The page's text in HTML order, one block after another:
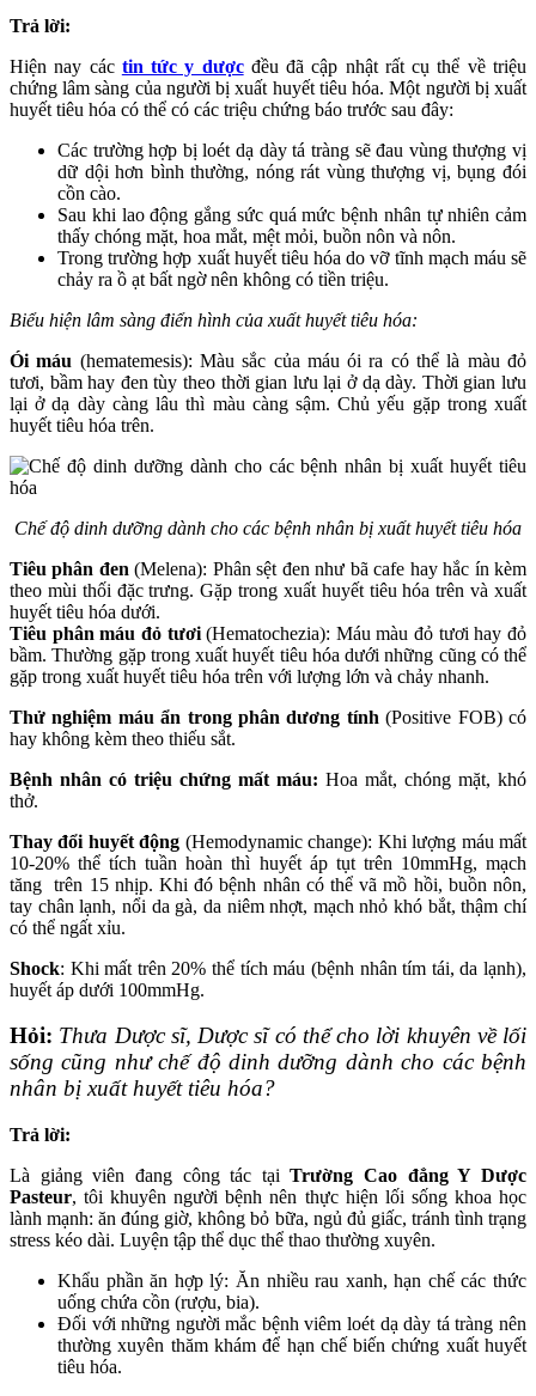
Trả lời:
Hiện nay các tin tức y dượcđều đã cập nhật rất cụ thể về triệu
chứng lâm sàng của người bị xuất huyết tiêu hóa. Một người bị xuất
huyết tiêu hóa có thể có các triệu chứng báo trước sau đây:
Các trường hợp bị loét dạ dày tá tràng sẽ đau vùng thượng vị
dữ dội hơn bình thường, nóng rát vùng thượng vị, bụng đói
cồn cào.
Sau khi lao động gắng sức quá mức bệnh nhân tự nhiên cảm
thấy chóng mặt, hoa mắt, mệt mỏi, buồn nôn và nôn.
Trong trường hợp xuất huyết tiêu hóa do vỡ tĩnh mạch máu sẽ
chảy ra ồ ạt bất ngờ nên không có tiền triệu.
Biểu hiện lâm sàng điển hình của xuất huyết tiêu hóa:
Ói máu (hematemesis): Màu sắc của máu ói ra có thể là màu đỏ
tươi, bầm hay đen tùy theo thời gian lưu lại ở dạ dày. Thời gian lưu
lại ở dạ dày càng lâu thì màu càng sậm. Chủ yếu gặp trong xuất
huyết tiêu hóa trên.
Chế độ dinh dưỡng dành cho các bệnh nhân bị xuất huyết tiêu hóa
Tiêu phân đen (Melena): Phân sệt đen như bã cafe hay hắc ín kèm
theo mùi thối đặc trưng. Gặp trong xuất huyết tiêu hóa trên và xuất
huyết tiêu hóa dưới.
Tiêu phân máu đỏ tươi(Hematochezia): Máu màu đỏ tươi hay đỏ
bầm. Thường gặp trong xuất huyết tiêu hóa dưới những cũng có thể
gặp trong xuất huyết tiêu hóa trên với lượng lớn và chảy nhanh.
Thử nghiệm máu ẩn trong phân dương tính (Positive FOB) có
hay không kèm theo thiếu sắt.
Bệnh nhân có triệu chứng mất máu: Hoa mắt, chóng mặt, khó
thở.
Thay đổi huyết động (Hemodynamic change): Khi lượng máu mất
10-20% thể tích tuần hoàn thì huyết áp tụt trên 10mmHg, mạch
tăng trên 15 nhịp. Khi đó bệnh nhân có thể vã mồ hồi, buồn nôn,
tay chân lạnh, nổi da gà, da niêm nhợt, mạch nhỏ khó bắt, thậm chí
có thể ngất xỉu.
Shock: Khi mất trên 20% thể tích máu (bệnh nhân tím tái, da lạnh),
huyết áp dưới 100mmHg.
Hỏi: Thưa Dược sĩ, Dược sĩ có thể cho lời khuyên về lối
sống cũng như chế độ dinh dưỡng dành cho các bệnh
nhân bị xuất huyết tiêu hóa?
Trả lời:
Là giảng viên đang công tác tạiTrường Cao đẳng Y Dược
Pasteur, tôi khuyên người bệnh nên thực hiện lối sống khoa học
lành mạnh: ăn đúng giờ, không bỏ bữa, ngủ đủ giấc, tránh tình trạng
stress kéo dài. Luyện tập thể dục thể thao thường xuyên.
Khẩu phần ăn hợp lý: Ăn nhiều rau xanh, hạn chế các thức
uống chứa cồn (rượu, bia).
Đối với những người mắc bệnh viêm loét dạ dày tá tràng nên
thường xuyên thăm khám để hạn chế biến chứng xuất huyết
tiêu hóa.